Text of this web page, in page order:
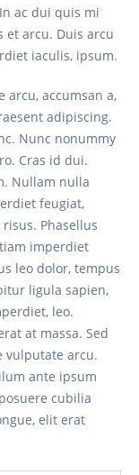
ac dui quis mi
arcu. Duis arcu
iaculis, ipsum.
arcu, accumsan a,
adipiscing.
Nunc nonummy
Cras id dui.
Nullam nulla
feugiat,
Phasellus
imperdiet
leo dolor, tempus
ligula sapien,
leo.
at massa. Sed
vulputate arcu.
ante ipsum
cubilia
elit erat